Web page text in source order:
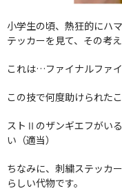
小学生の頃、熱狂的にハ
テッカーを見て、その考
これは…ファイナルファ
この技で何度助けられたこ
ストⅡのザンギエフがい
い（適当）
ちなみに、刺繍ステッカ
らしい代物です。